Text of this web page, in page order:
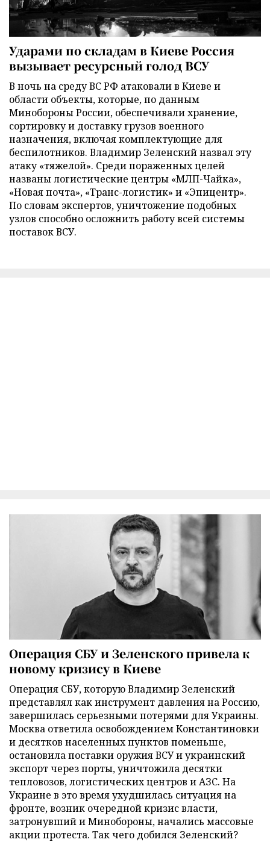
Ударами по складам в Киеве Россия
вызывает ресурсный голод ВСУ
В ночь на среду ВС РФ атаковали в Киеве и
области объекты, которые, по данным
Минобороны России, обеспечивали хранение,
сортировку и доставку грузов военного
назначения, включая комплектующие для
беспилотников. Владимир Зеленский назвал эту
атаку «тяжелой». Среди пораженных целей
названы логистические центры «МЛП-Чайка»,
«Новая почта», «Транс-логистик» и «Эпицентр».
По словам экспертов, уничтожение подобных
узлов способно осложнить работу всей системы
поставок ВСУ.
Операция СБУ и Зеленского привела к
новому кризису в Киеве
Операция СБУ, которую Владимир Зеленский
представлял как инструмент давления на Россию,
завершилась серьезными потерями для Украины.
Москва ответила освобождением Константиновки
и десятков населенных пунктов поменьше,
остановила поставки оружия ВСУ и украинский
экспорт через порты, уничтожила десятки
тепловозов, логистических центров и АЗС. На
Украине в это время ухудшилась ситуация на
фронте, возник очередной кризис власти,
затронувший и Минобороны, начались массовые
акции протеста. Так чего добился Зеленский?